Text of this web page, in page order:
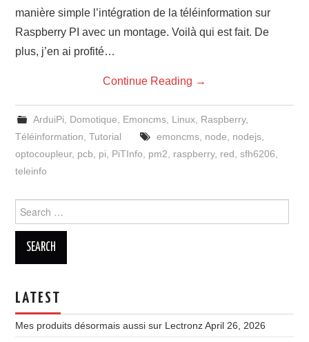
manière simple l’intégration de la téléinformation sur
Raspberry PI avec un montage. Voilà qui est fait. De
plus, j’en ai profité…
Continue Reading →
ArduiPi Domotique Emoncms, Linux, Raspberry,
Téléinformation ,Tutorial emoncms, node nodejs,
optocoupleur, pcb pi PiTInfo pm2 raspberry, red ,sfh6206
teleinfo
for:
LATEST
Mes produits désormais aussi sur Lectronz April 26, 2026